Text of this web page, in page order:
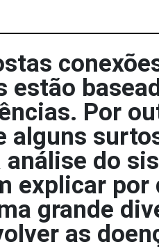
estão
Por
alguns
do
explicar por
grande
as